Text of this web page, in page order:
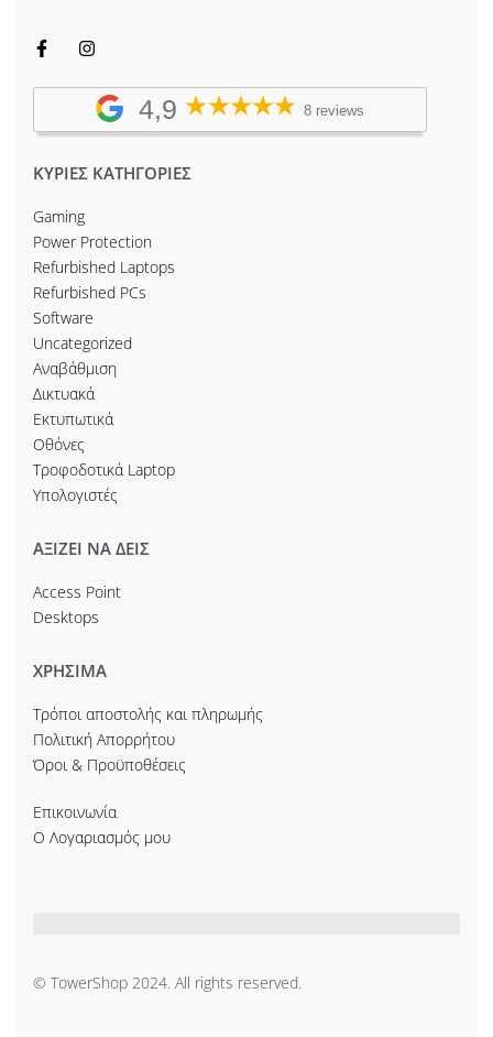
4,9 8 reviews
ΚΥΡΙΕΣ ΚΑΤΗΓΟΡΙΕΣ
Gaming
Power Protection
Refurbished Laptops
Refurbished PCs
Software
Uncategorized
Αναβάθμιση
Δικτυακά
Εκτυπωτικά
Οθόνες
Τροφοδοτικά Laptop
Υπολογιστές
ΑΞΙΖΕΙ ΝΑ ΔΕΙΣ
Access Point
Desktops
ΧΡΗΣΙΜΑ
Τρόποι αποστολής και πληρωμής
Πολιτική Απορρήτου
Όροι & Προϋποθέσεις
Επικοινωνία
Ο Λογαριασμός μου
© TowerShop 2024. All rights reserved.